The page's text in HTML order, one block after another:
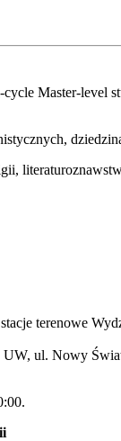
Master-level
terenowe
ul. Nowy